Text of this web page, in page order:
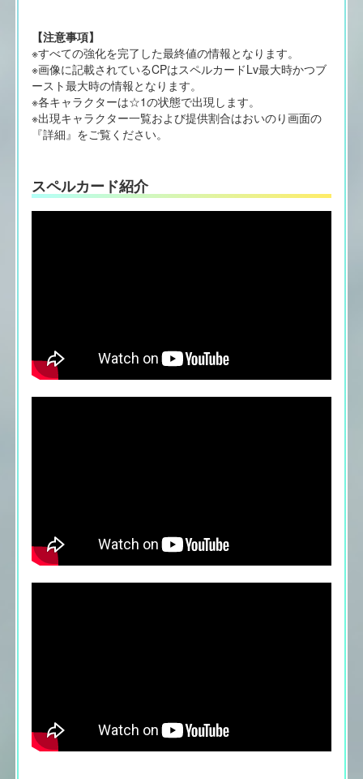
【注意事項】
※すべての強化を完了した最終値の情報となります。
※画像に記載されているCPはスペルカードLv最大時かつブ
ースト最大時の情報となります。
※各キャラクターは☆1の状態で出現します。
※出現キャラクター一覧および提供割合はおいのり画面の
『詳細』をご覧ください。
スペルカード紹介